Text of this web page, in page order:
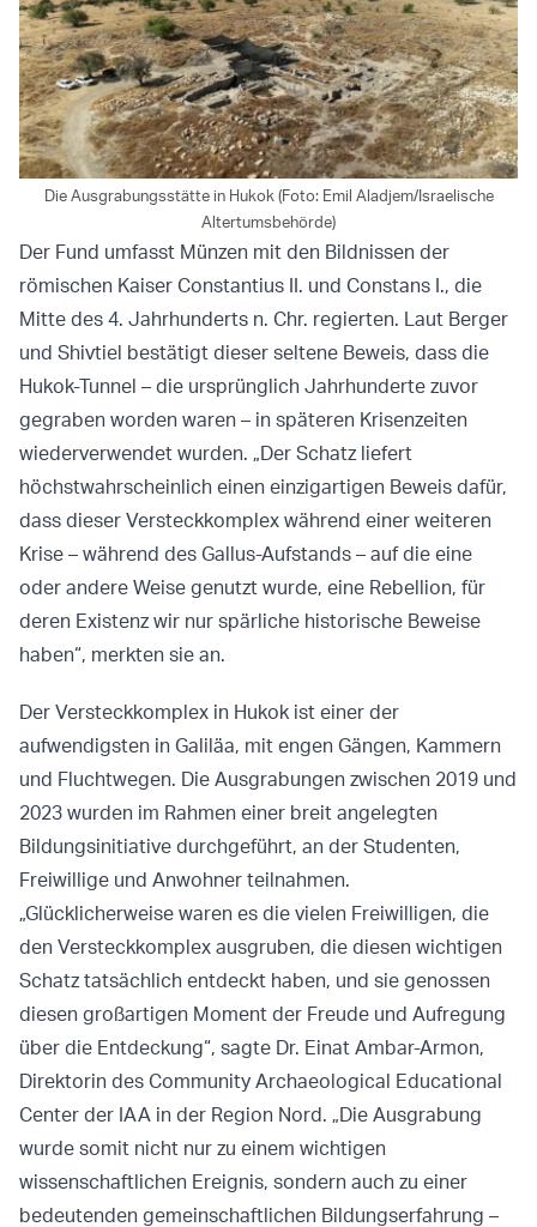
Die Ausgrabungsstätte in Hukok (Foto: Emil Aladjem/Israelische
Altertumsbehörde)
Der Fund umfasst Münzen mit den Bildnissen der
römischen Kaiser Constantius II. und Constans I., die
Mitte des 4. Jahrhunderts n. Chr. regierten. Laut Berger
und Shivtiel bestätigt dieser seltene Beweis, dass die
Hukok-Tunnel – die ursprünglich Jahrhunderte zuvor
gegraben worden waren – in späteren Krisenzeiten
wiederverwendet wurden. „Der Schatz liefert
höchstwahrscheinlich einen einzigartigen Beweis dafür,
dass dieser Versteckkomplex während einer weiteren
Krise – während des Gallus-Aufstands – auf die eine
oder andere Weise genutzt wurde, eine Rebellion, für
deren Existenz wir nur spärliche historische Beweise
haben“, merkten sie an.
Der Versteckkomplex in Hukok ist einer der
aufwendigsten in Galiläa, mit engen Gängen, Kammern
und Fluchtwegen. Die Ausgrabungen zwischen 2019 und
2023 wurden im Rahmen einer breit angelegten
Bildungsinitiative durchgeführt, an der Studenten,
Freiwillige und Anwohner teilnahmen.
„Glücklicherweise waren es die vielen Freiwilligen, die
den Versteckkomplex ausgruben, die diesen wichtigen
Schatz tatsächlich entdeckt haben, und sie genossen
diesen großartigen Moment der Freude und Aufregung
über die Entdeckung“, sagte Dr. Einat Ambar-Armon,
Direktorin des Community Archaeological Educational
Center der IAA in der Region Nord. „Die Ausgrabung
wurde somit nicht nur zu einem wichtigen
wissenschaftlichen Ereignis, sondern auch zu einer
bedeutenden gemeinschaftlichen Bildungserfahrung –